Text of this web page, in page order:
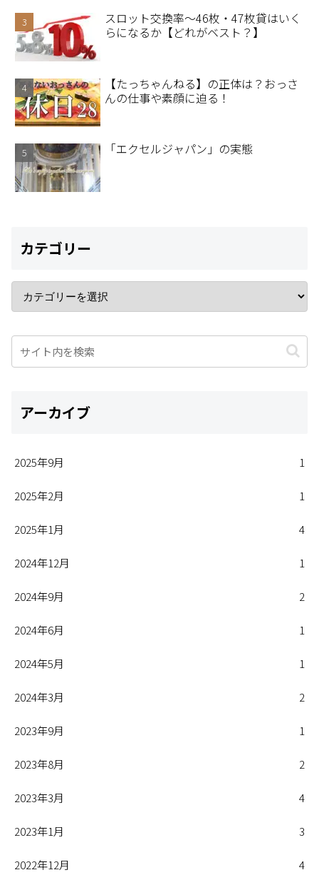
スロット交換率～46枚・47枚貸はいく
らになるか【どれがベスト？】
【たっちゃんねる】の正体は？おっさ
んの仕事や素顔に迫る！
「エクセルジャパン」の実態
カテゴリー
アーカイブ
2025年9月 1
2025年2月 1
2025年1月 4
2024年12月 1
2024年9月 2
2024年6月 1
2024年5月 1
2024年3月 2
2023年9月 1
2023年8月 2
2023年3月 4
2023年1月 3
2022年12月 4